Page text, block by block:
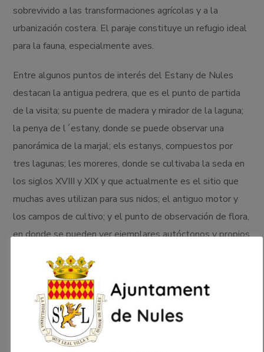
sobrevivido a las transformaciones agrícolas y a la
urbanización costera. El paraje constituye un refugio ideal
para la fauna, especialmente aves.
Entre algunos puntos de interés del Estany de Nules
destacan la antigua pedrera, que es el punto de partida
de la visita; su puente de madera y mirador de la laguna;
la penya de l´estany, donde se puede observar una
panorámica de la marjal; els estanys, compuestos por
tres lagunas; les moreres, donde se cultivaba la seda en
los siglos XVIII y XIX y que actualmente es el sitio que
muchas aves utilizan para sus nidos; el antiguo motor y
los campos de cultivo; y el punto de observación de flora,
en donde se pueden ver ejemplares autóctonos y propios
de estos ecosistemas.
En cuanto a la fauna y flora, constituye un refugio
excepcional para las aves, siendo un importante lugar de
migraciones en invierno en el que alimentarse, descansar
o incluso nidificar. Esta laguna artificializada cuenta con